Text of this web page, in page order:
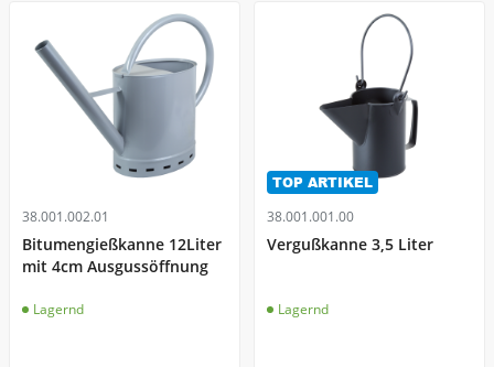
Garten - Pumpen
Gerüste - Leitern
Heben - Zurren
Heizen - Klima - Winterbedarf
Kanal - Entwässerung
38.001.002.01
Bitumengießkanne 12Liter
mit 4cm Ausgussöffnung
Lagernd
TOP ARTIKEL
38.001.001.00
Vergußkanne 3,5 Liter
Lagernd